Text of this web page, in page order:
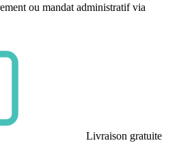
ou mandat administratif via
Livraison gratuite